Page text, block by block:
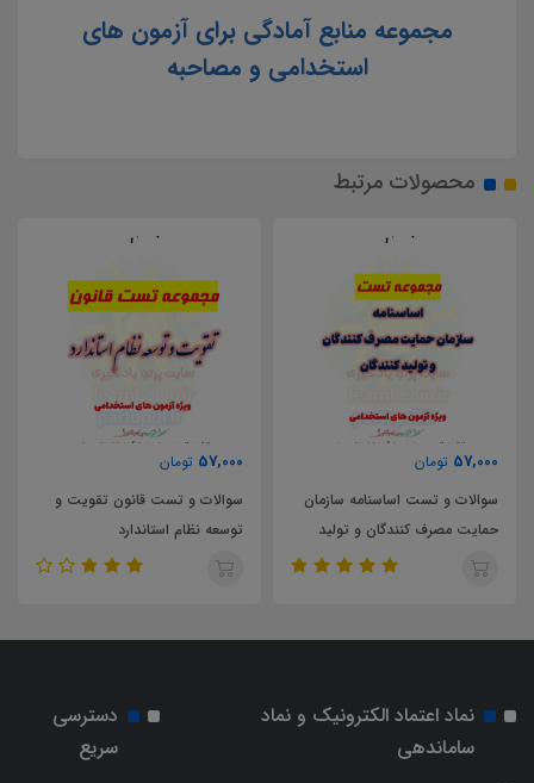
مجموعه منابع آمادگی برای آزمون های
استخدامی و مصاحبه
محصولات مرتبط
57,000 تومان
سوالات و تست اساسنامه سازمان
حمایت مصرف کنندگان و تولید
کنندگان
57,000 تومان
سوالات و تست قانون تقویت و
توسعه نظام استاندارد
نماد اعتماد الکترونیک و نماد
ساماندهی
دسترسی
سریع